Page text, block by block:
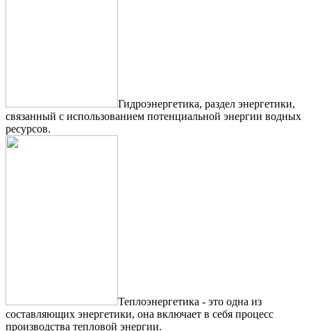
Гидроэнергетика, раздел энергетики,
связанный с использованием потенциальной энергии водных
ресурсов.
Теплоэнергетика - это одна из
составляющих энергетики, она включает в себя процесс
производства тепловой энергии.